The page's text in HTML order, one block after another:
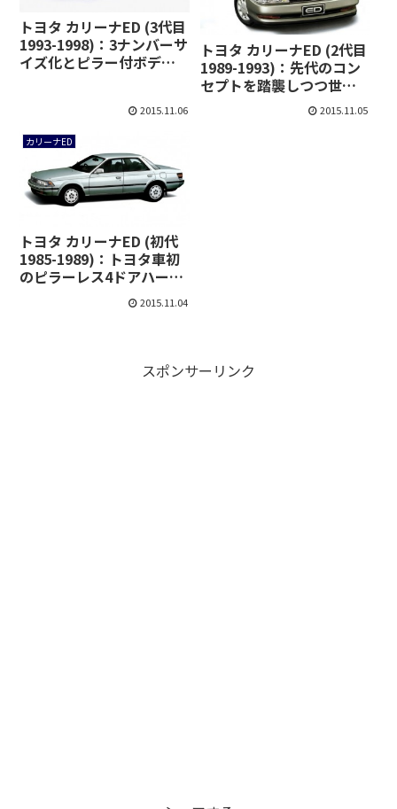
トヨタ カリーナED (3代目
1993-1998)：3ナンバーサ
イズ化とピラー付ボディ
2015.11.06
トヨタ カリーナED (2代目
1989-1993)：先代のコン
セプトを踏襲しつつ世界
初の機構も設定 [T18♯]
2015.11.05
カリーナED
トヨタ カリーナED (初代
1985-1989)：トヨタ車初
のピラーレス4ドアハード
2015.11.04
スポンサーリンク